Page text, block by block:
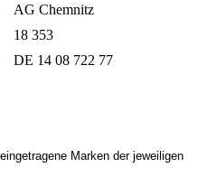
AG Chemnitz
18 353
DE 14 08 722 77
Marken der jeweiligen